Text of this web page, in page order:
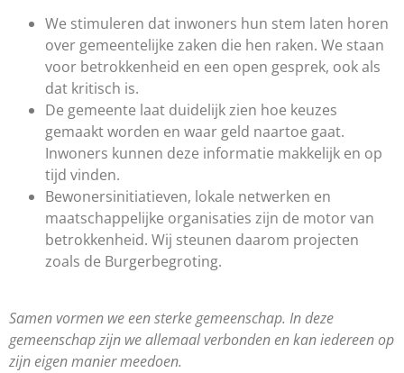
We stimuleren dat inwoners hun stem laten horen
over gemeentelijke zaken die hen raken. We staan
voor betrokkenheid en een open gesprek, ook als
dat kritisch is.
De gemeente laat duidelijk zien hoe keuzes
gemaakt worden en waar geld naartoe gaat.
Inwoners kunnen deze informatie makkelijk en op
tijd vinden.
Bewonersinitiatieven, lokale netwerken en
maatschappelijke organisaties zijn de motor van
betrokkenheid. Wij steunen daarom projecten
zoals de Burgerbegroting.
Samen vormen we een sterke gemeenschap. In deze
gemeenschap zijn we allemaal verbonden en kan iedereen op
zijn eigen manier meedoen.